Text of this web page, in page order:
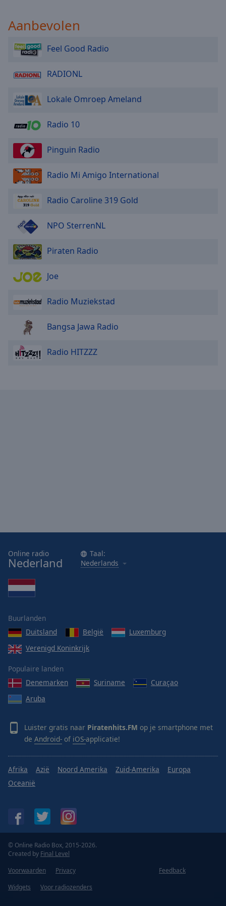
Aanbevolen
Feel Good Radio
RADIONL
Lokale Omroep Ameland
Radio 10
Pinguin Radio
Radio Mi Amigo International
Radio Caroline 319 Gold
NPO SterrenNL
Piraten Radio
Joe
Radio Muziekstad
Bangsa Jawa Radio
Radio HITZZZ
Online radio
Nederland
Taal:
Nederlands
Buurlanden
Duitsland
België
Luxemburg
Verenigd Koninkrijk
Populaire landen
Denemarken
Suriname
Curaçao
Aruba
Luister gratis naar Piratenhits.FM op je smartphone met
de Android- of iOS-applicatie!
Afrika Azië Noord Amerika Zuid-Amerika
Europa
Oceanië
© Online Radio Box, 2015-2026.
Created by Final Level
Voorwaarden
Privacy
Feedback
Widgets
Voor radiozenders